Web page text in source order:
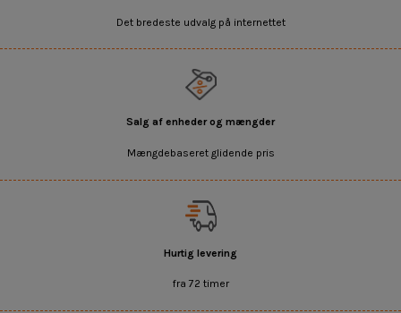
Det bredeste udvalg på internettet
Salg af enheder og mængder
Mængdebaseret glidende pris
Hurtig levering
fra 72 timer